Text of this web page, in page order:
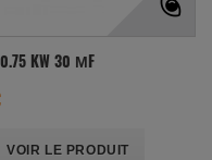
0.75 KW 30 ΜF
VOIR LE PRODUIT